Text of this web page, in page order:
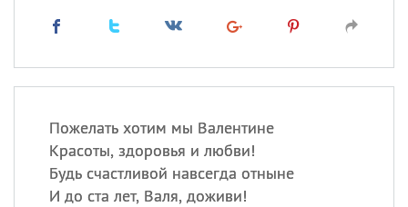
Пожелать хотим мы Валентине
Красоты, здоровья и любви!
Будь счастливой навсегда отныне
И до ста лет, Валя, доживи!